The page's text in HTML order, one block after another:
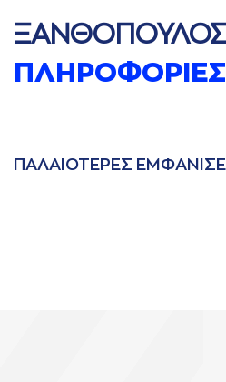
ΞAΝΘΟΠΟΥΛΟΣ
ΠΛΗΡΟΦΟΡΙΕΣ
ΠAΛAΙΟΤΕΡΕΣ